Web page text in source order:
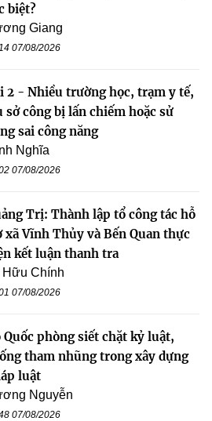
biệt?
Giang
07/08/2026
2 - Nhiều trường học, trạm y tế,
sở công bị lấn chiếm hoặc sử
sai công năng
Nghĩa
07/08/2026
Trị: Thành lập tổ công tác hỗ
xã Vĩnh Thủy và Bến Quan thực
kết luận thanh tra
Hữu Chính
07/08/2026
Quốc phòng siết chặt kỷ luật,
tham nhũng trong xây dựng
luật
Nguyễn
07/08/2026